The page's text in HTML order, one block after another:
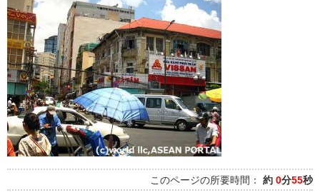
このページの所要時間： 約 0分55秒